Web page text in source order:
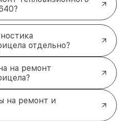
отдельно?
на ремонт
на ремонт и